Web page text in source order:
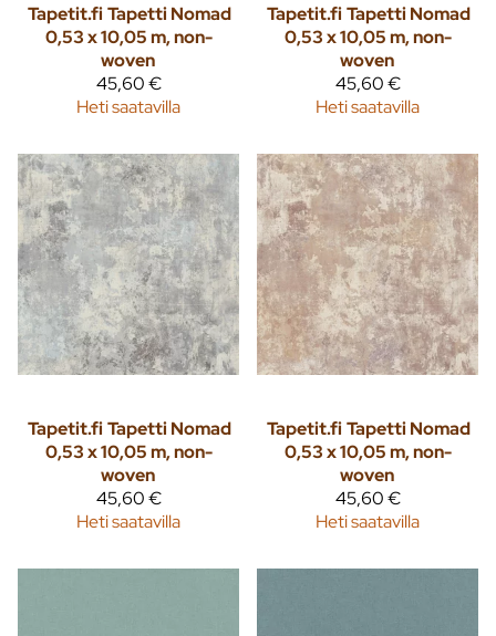
Tapetit.fiTapetti Nomad
0,53 x 10,05 m, non-
woven
45,60 €
Heti saatavilla
Tapetit.fiTapetti Nomad
0,53 x 10,05 m, non-
woven
45,60 €
Heti saatavilla
Tapetit.fiTapetti Nomad
0,53 x 10,05 m, non-
woven
45,60 €
Heti saatavilla
Tapetit.fiTapetti Nomad
0,53 x 10,05 m, non-
woven
45,60 €
Heti saatavilla